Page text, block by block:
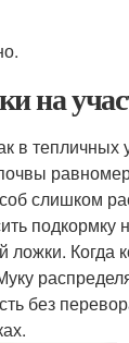
на
в тепличных
слишком
подкормку
Когда
без